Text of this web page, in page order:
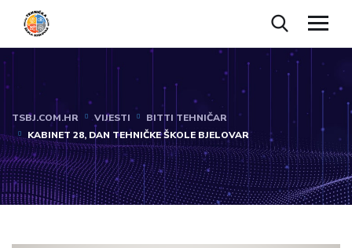
TSBJ.COM.HR VIJESTI
BITTI TEHNIČAR
KABINET 28, DAN TEHNIČKE ŠKOLE BJELOVAR